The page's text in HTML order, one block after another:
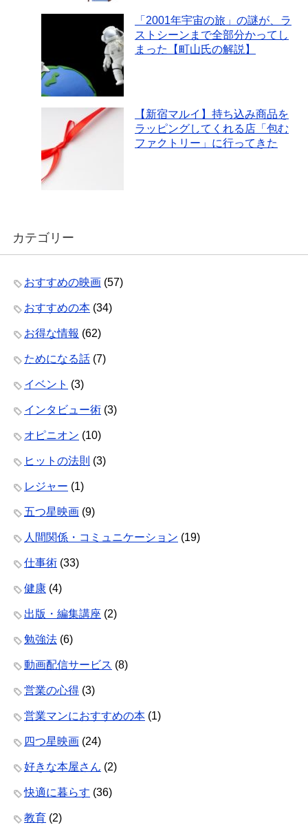
「2001年宇宙の旅」の謎が、ラ
ストシーンまで全部分かってし
まった【町山氏の解説】
【新宿マルイ】持ち込み商品を
ラッピングしてくれる店「包む
ファクトリー」に行ってきた
カテゴリー
おすすめの映画 (57)
おすすめの本 (34)
お得な情報 (62)
ためになる話 (7)
イベント (3)
インタビュー術 (3)
オピニオン (10)
ヒットの法則 (3)
レジャー (1)
五つ星映画 (9)
人間関係・コミュニケーション (19)
仕事術 (33)
健康 (4)
出版・編集講座 (2)
勉強法 (6)
動画配信サービス (8)
営業の心得 (3)
営業マンにおすすめの本 (1)
四つ星映画 (24)
好きな本屋さん (2)
快適に暮らす (36)
教育 (2)